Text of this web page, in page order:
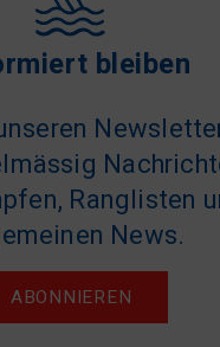
bleiben
Ranglisten
News.
ABONNIEREN